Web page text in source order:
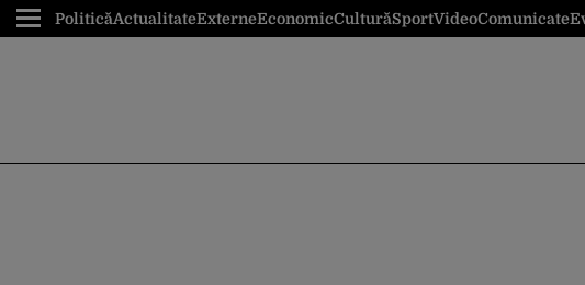
PoliticăActualitateExterneEconomicCulturăSportVideoComunicate